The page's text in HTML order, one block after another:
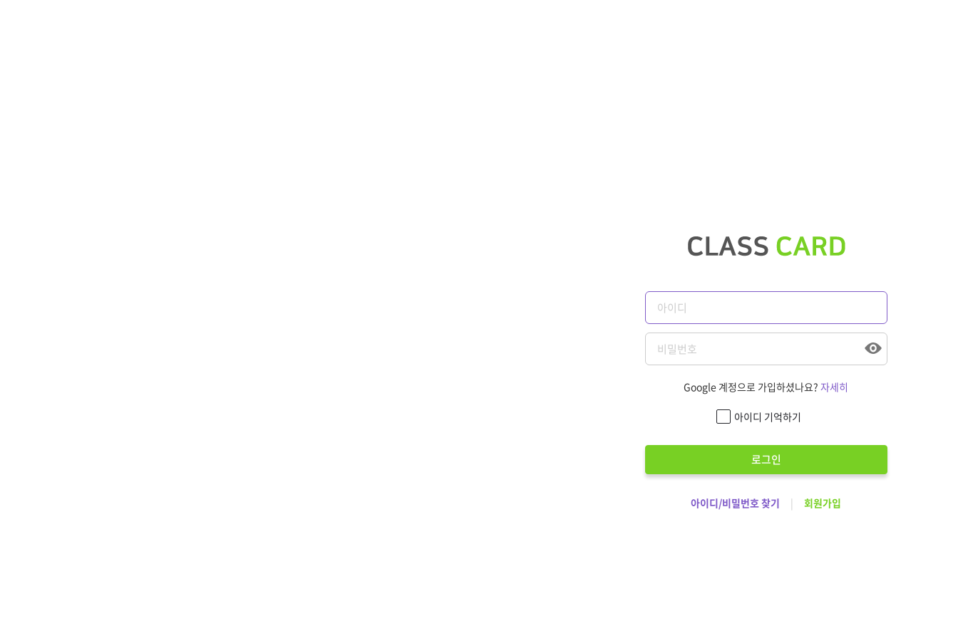
Google 계정으로 가입하셨나요?자세히
아이디 기억하기
로그인
아이디/비밀번호 찾기 | 회원가입